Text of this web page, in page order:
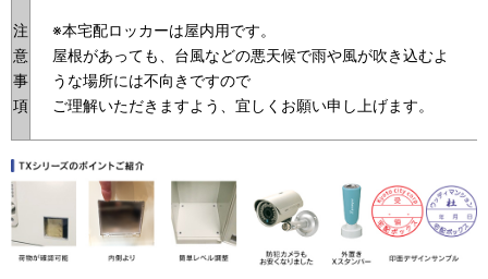
注
意
事
項
※本宅配ロッカーは屋内用です。
屋根があっても、台風などの悪天候で雨や風が吹き込むよ
うな場所には不向きですので
ご理解いただきますよう、宜しくお願い申し上げます。